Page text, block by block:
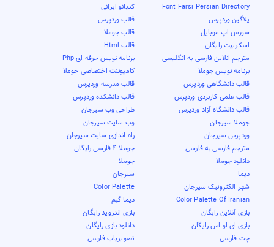
Font Farsi Persian Directory
کدبانو ایرانی
پلاگین وردپرس
قالب وردپرس
سورس اپ موبایل
قالب جوملا
اسکریپت رایگان
قالب Html
مترجم انلاین فارسی به انگلیسی
برنامه نویس حرفه ای Php
برنامه نویس جوملا
کامپوننت اختصاصی جوملا
قالب دانشگاهی وردپرس
قالب مدرسه وردپرس
قالب علمی کاربردی وردپرس
قالب دانشکده وردپرس
قالب دانشگاه آزاد وردپرس
طراحی وب سیرجان
جوملا سیرجان
وب سایت سیرجان
وردپرس سیرجان
راه اندازی سایت سیرجان
مترجم فارسی به فارسی
جوملا 4 فارسی رایگان
دانلود جوملا
جوملا
دیما
سیرجان
شهر الکترونیک سیرجان
Color Palette
Color Palette Of Iranian
دیما گیم
بازی آنلاین رایگان
بازی اندروید رایگان
بازی ای او اس رایگان
دانلود بازی رایگان
چت فارسی
تصویریاب فارسی